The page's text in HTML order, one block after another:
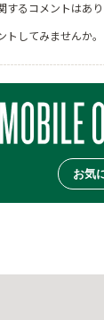
るコメントはあり
してみませんか。
お気